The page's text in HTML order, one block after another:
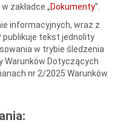
zakładce „Dokumenty”.
informacyjnych, wraz z
publikuje tekst jednolity
w trybie śledzenia
Warunków Dotyczących
nr 2/2025 Warunków